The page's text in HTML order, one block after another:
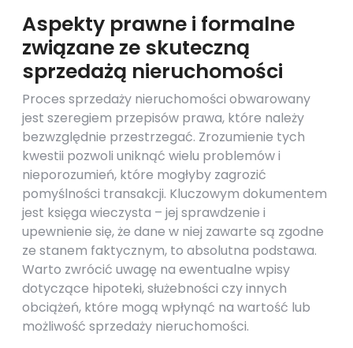
Aspekty prawne i formalne
związane ze skuteczną
sprzedażą nieruchomości
Proces sprzedaży nieruchomości obwarowany
jest szeregiem przepisów prawa, które należy
bezwzględnie przestrzegać. Zrozumienie tych
kwestii pozwoli uniknąć wielu problemów i
nieporozumień, które mogłyby zagrozić
pomyślności transakcji. Kluczowym dokumentem
jest księga wieczysta – jej sprawdzenie i
upewnienie się, że dane w niej zawarte są zgodne
ze stanem faktycznym, to absolutna podstawa.
Warto zwrócić uwagę na ewentualne wpisy
dotyczące hipoteki, służebności czy innych
obciążeń, które mogą wpłynąć na wartość lub
możliwość sprzedaży nieruchomości.